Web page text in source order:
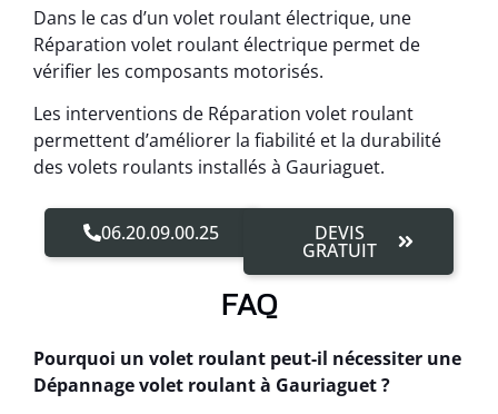
Dans le cas d’un volet roulant électrique, une
Réparation volet roulant électrique permet de
vérifier les composants motorisés.
Les interventions de Réparation volet roulant
permettent d’améliorer la fiabilité et la durabilité
des volets roulants installés à Gauriaguet.
06.20.09.00.25 DEVIS
GRATUIT
FAQ
Pourquoi un volet roulant peut-il nécessiter une
Dépannage volet roulant à Gauriaguet ?